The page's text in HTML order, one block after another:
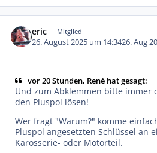
eric Mitglied
26. August 2025 um 14:3426. Aug
vor 20 Stunden, René hat gesagt:
Und zum Abklemmen bitte immer
den Pluspol lösen!
Wer fragt "Warum?" komme
Pluspol angesetzten Schlüssel an
Karosserie- oder Motorteil.